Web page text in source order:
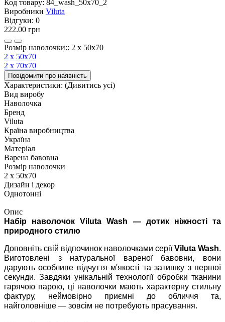
Код товару: 84_wash_50x70_2
Виробники Viluta
Відгуки: 0
222.00 грн
Розмір наволочки:: 2 х 50х70
2 х 50х70
2 х 70х70
Повідомити про наявність
Характеристики: (Дивитись усі)
Вид виробу
Наволочка
Бренд
Viluta
Країна виробництва
Україна
Матеріал
Варена бавовна
Розмір наволочки
2 х 50х70
Дизайн і декор
Однотонні
Опис
Набір наволочок Viluta Wash — дотик ніжності та
природного стилю
Доповніть свій відпочинок наволочками серіїViluta Wash.
Виготовлені з натуральної вареної бавовни, вони
дарують особливе відчуття м'якості та затишку з першої
секунди. Завдяки унікальній технології обробки тканини
гарячою парою, ці наволочки мають характерну стильну
фактуру, неймовірно приємні до обличчя та,
найголовніше — зовсім не потребують прасування.